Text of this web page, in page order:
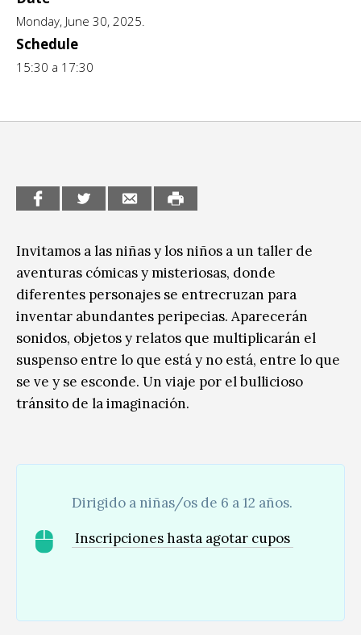
CCE en el interior/libros
Exposiciones
Formación
Medio Ambiente
Música
Sin categoría
Monday, June 30, 2025.
Schedule
15:30 a 17:30
Invitamos a las niñas y los niños a un taller de
aventuras cómicas y misteriosas, donde
diferentes personajes se entrecruzan para
inventar abundantes peripecias. Aparecerán
sonidos, objetos y relatos que multiplicarán el
suspenso entre lo que está y no está, entre lo que
se ve y se esconde. Un viaje por el bullicioso
tránsito de la imaginación.
Dirigido a niñas/os de 6 a 12 años.
Inscripciones hasta agotar cupos